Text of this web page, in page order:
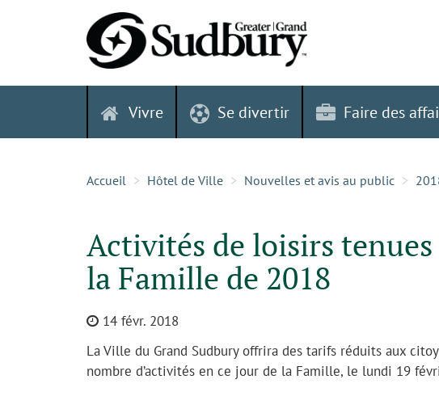
Vivre Se divertir Faire des
Accueil Hôtel de Ville Nouvelles et avis au public
Activités de loisirs
la Famille de 2018
14 févr. 2018
La Ville du Grand Sudbury offrira des tarifs réduits aux
nombre d’activités en ce jour de la Famille, le lundi 19